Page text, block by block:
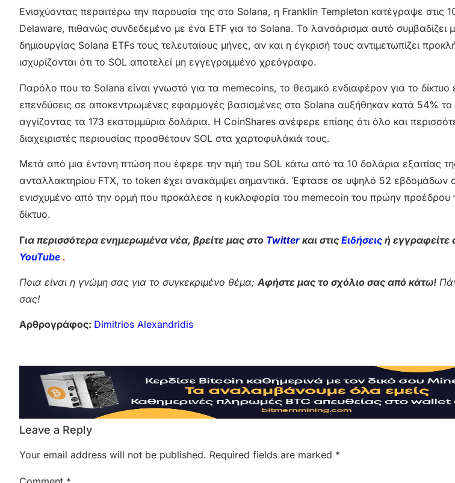
Ενισχύοντας περαιτέρω την παρουσία της στο Solana, η Franklin Templeton κατέγραψε στις
Delaware, πιθανώς συνδεδεμένο με ένα ETF για το Solana. Το λανσάρισμα αυτό συμβαδίζει
δημιουργίας Solana ETFs τους τελευταίους μήνες, αν και η έγκρισή τους αντιμετωπίζει
ισχυρίζονται ότι το SOL αποτελεί μη εγγεγραμμένο χρεόγραφο.
Παρόλο που το Solana είναι γνωστό για τα memecoins, το θεσμικό ενδιαφέρον για το δίκτυο
επενδύσεις σε αποκεντρωμένες εφαρμογές βασισμένες στο Solana αυξήθηκαν κατά 54% το
αγγίζοντας τα 173 εκατομμύρια δολάρια. Η CoinShares ανέφερε επίσης ότι όλο και
διαχειριστές περιουσίας προσθέτουν SOL στα χαρτοφυλάκιά τους.
Μετά από μια έντονη πτώση που έφερε την τιμή του SOL κάτω από τα 10 δολάρια εξαιτίας
ανταλλακτηρίου FTX, το token έχει ανακάμψει σημαντικά. Έφτασε σε υψηλό 52 εβδομάδων
ενισχυμένο από την ορμή που προκάλεσε η κυκλοφορία του memecoin του πρώην
δίκτυο.
Για περισσότερα ενημερωμένα νέα, βρείτε μας στο Twitter και στις Ειδήσεις ή εγγραφείτε
YouTube .
Ποια είναι η γνώμη σας για το συγκεκριμένο θέμα;Αφήστε μας το σχόλιο σας από κάτω!
σας!
Αρθρογράφος: Dimitrios Alexandridis
Leave a Reply
Your email address will not be published. Required fields are marked *